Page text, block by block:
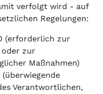
verfolgt wird - auf
Regelungen:
(erforderlich zur
oder zur
Maßnahmen)
(überwiegende
Verantwortlichen,